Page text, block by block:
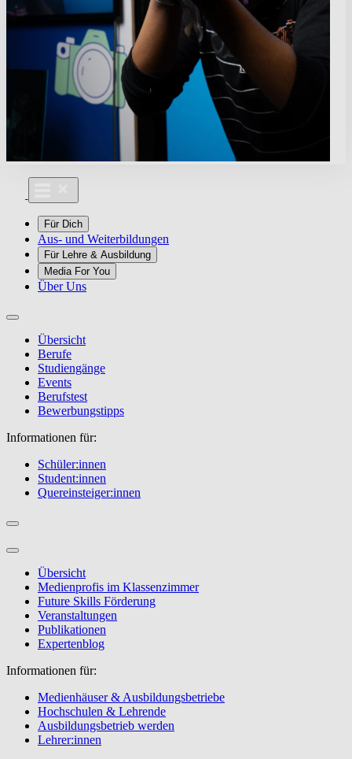
Für Dich
Aus- und Weiterbildungen
Für Lehre & Ausbildung
Media For You
Über Uns
Übersicht
Berufe
Studiengänge
Events
Berufstest
Bewerbungstipps
Informationen für:
Schüler:innen
Student:innen
Quereinsteiger:innen
Übersicht
Medienprofis im Klassenzimmer
Future Skills Förderung
Veranstaltungen
Publikationen
Expertenblog
Informationen für:
Medienhäuser & Ausbildungsbetriebe
Hochschulen & Lehrende
Ausbildungsbetrieb werden
Lehrer:innen